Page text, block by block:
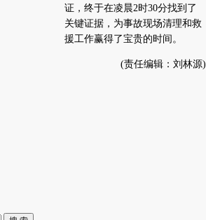
证，终于在凌晨2时30分找到了
关键证据，为事故现场清理和救
援工作赢得了宝贵的时间。
(责任编辑：刘林源)